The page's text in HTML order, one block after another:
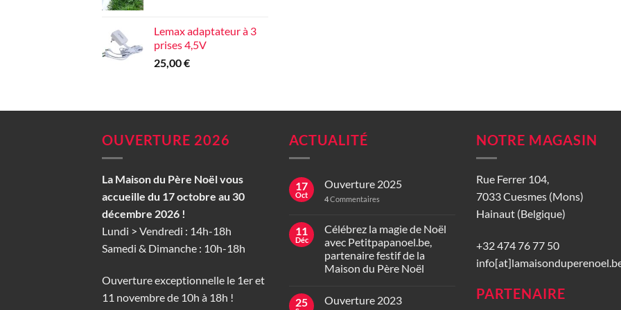
Lemax adaptateur à 3
prises 4,5V
25,00€
OUVERTURE 2026
La Maison du Père Noël vous
accueille du 17 octobre au 30
décembre 2026 !
Lundi > Vendredi : 14h-18h
Samedi & Dimanche : 10h-18h
Ouverture exceptionnelle le 1er et
11 novembre de 10h à 18h !
ACTUALITÉ
17
Oct
Ouverture 2025
4Commentaires
11
Déc
Célébrez la magie de Noël
avec Petitpapanoel.be,
partenaire festif de la
Maison du Père Noël
25 Ouverture 2023
NOTRE MAGASIN
Rue Ferrer 104,
7033 Cuesmes (Mons)
Hainaut (Belgique)
+32 474 76 77 50
PARTENAIRE